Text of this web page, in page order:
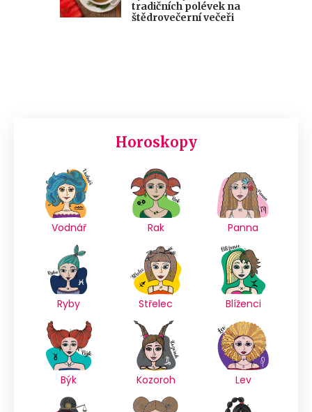
tradičních polévek na
štědrovečerní večeři
Horoskopy
Vodnář Rak Panna
Ryby Střelec Blíženci
Býk Kozoroh Lev